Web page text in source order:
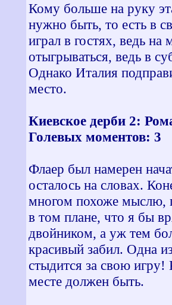
Кому больше на руку
нужно быть, то есть в
играл в гостях, ведь
отыгрываться, ведь в
Однако Италия
место.
Киевское дерби 2:
Голевых моментов: 3
Флаер был намерен
осталось на словах.
многом похоже мыслю,
в том плане, что я бы
двойником, а уж тем
красивый забил. Одна
стыдится за свою игру!
месте должен быть.